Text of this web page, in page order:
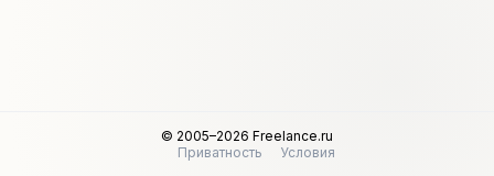
© 2005–2026 Freelance.ru
Приватность
Условия